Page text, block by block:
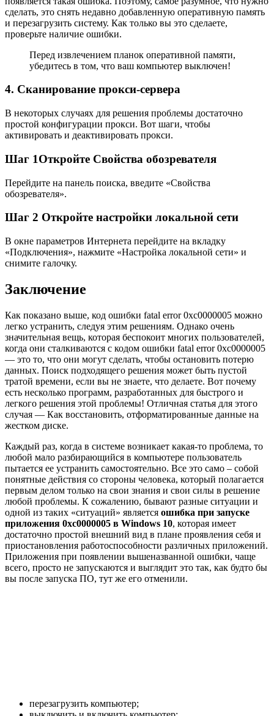
сделать, это снять недавно добавленную оперативную память
и перезагрузить систему. Как только вы это сделаете,
проверьте наличие ошибки.
Перед извлечением планок оперативной памяти,
убедитесь в том, что ваш компьютер выключен!
4. Сканирование прокси-сервера
В некоторых случаях для решения проблемы достаточно
простой конфигурации прокси. Вот шаги, чтобы
активировать и деактивировать прокси.
Шаг 1Откройте Свойства обозревателя
Перейдите на панель поиска, введите «Свойства
обозревателя».
Шаг 2 Откройте настройки локальной сети
В окне параметров Интернета перейдите на вкладку
«Подключения», нажмите «Настройка локальной сети» и
снимите галочку.
Заключение
Как показано выше, код ошибки fatal error 0xc0000005 можно
легко устранить, следуя этим решениям. Однако очень
значительная вещь, которая беспокоит многих пользователей,
когда они сталкиваются с кодом ошибки fatal error 0xc0000005
— это то, что они могут сделать, чтобы остановить потерю
данных. Поиск подходящего решения может быть пустой
тратой времени, если вы не знаете, что делаете. Вот почему
есть несколько программ, разработанных для быстрого и
легкого решения этой проблемы! Отличная статья для этого
случая — Как восстановить, отформатированные данные на
жестком диске.
Каждый раз, когда в системе возникает какая-то проблема, то
любой мало разбирающийся в компьютере пользователь
пытается ее устранить самостоятельно. Все это само – собой
понятные действия со стороны человека, который полагается
первым делом только на свои знания и свои силы в решение
любой проблемы. К сожалению, бывают разные ситуации и
одной из таких «ситуаций» является ошибка при запуске
приложения 0xc0000005 в Windows 10, которая имеет
достаточно простой внешний вид в плане проявления себя и
приостановления работоспособности различных приложений.
Приложения при появлении вышеназванной ошибки, чаще
всего, просто не запускаются и выглядит это так, как будто бы
вы после запуска ПО, тут же его отменили.
перезагрузить компьютер;